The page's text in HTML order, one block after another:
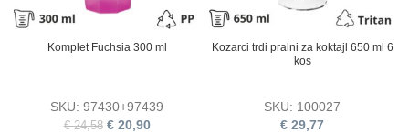
Komplet Fuchsia 300 ml
SKU: 97430+97439
€24,58 € 20,90
Kozarci trdi pralni za koktajl 650 ml 6
kos
SKU: 100027
€ 29,77